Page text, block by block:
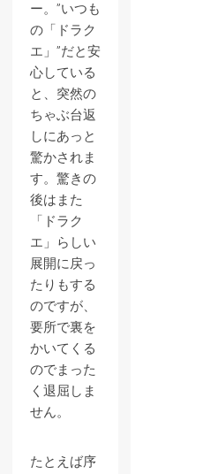
ー。”いつも
の「ドラク
エ」”だと安
心している
と、突然の
ちゃぶ台返
しにあっと
驚かされま
す。驚きの
後はまた
「ドラク
エ」らしい
展開に戻っ
たりもする
のですが、
要所で裏を
かいてくる
のでまった
く退屈しま
せん。
たとえば序